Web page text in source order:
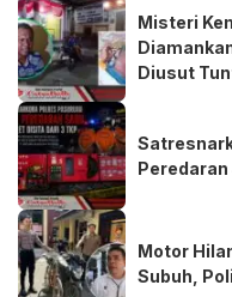
Misteri
Diusut
Peredaran
Motor
Subuh,